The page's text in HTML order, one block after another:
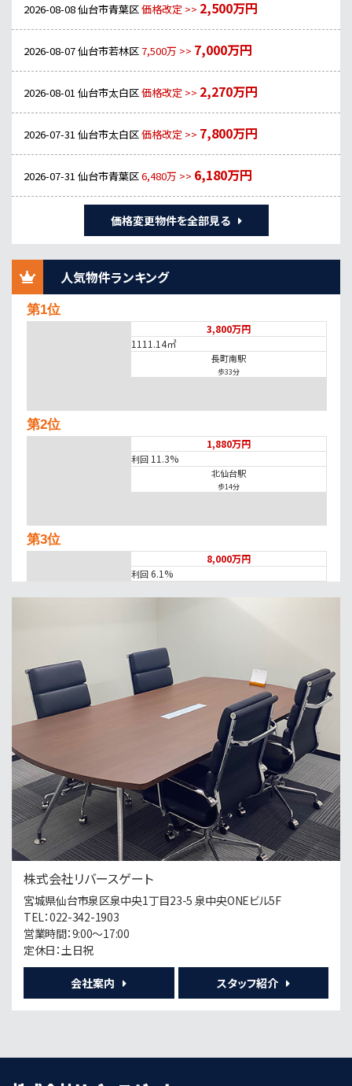
2026-08-08仙台市青葉区価格改定 >> 2,500万円
2026-08-07仙台市若林区7,500万 >> 7,000万円
2026-08-01 仙台市太白区価格改定 >> 2,270万円
2026-07-31 仙台市太白区価格改定 >> 7,800万円
2026-07-31 仙台市青葉区6,480万 >> 6,180万円
価格変更物件を全部見る
人気物件ランキング
第1位
3,800万円
1111.14㎡
長町南駅
歩33分
第2位
1,880万円
利回 11.3%
北仙台駅
歩14分
第3位
8,000万円
利回6.1%
利回10.63%
台原駅
歩11分
第5位
20,300万円
利回5.5%
東照宮駅
歩8分
第6位
12,000万円
第7位
株式会社リバースゲート
宮城県仙台市泉区泉中央1丁目23-5 泉中央ONEビル5F
TEL：022-342-1903
営業時間：9:00～17:00
定休日：土日祝
会社案内 スタッフ紹介